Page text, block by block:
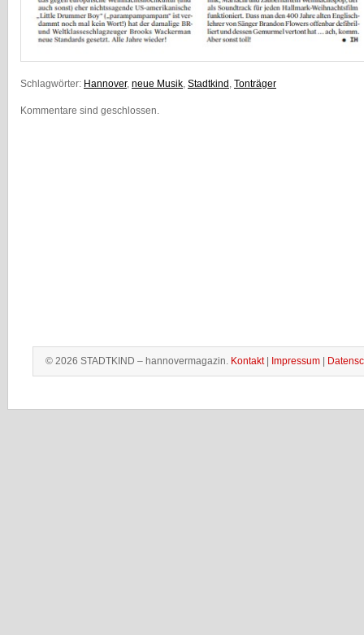
Schlagwörter: Hannover, neue Musik, Stadtkind , Tonträger
Kommentare sind geschlossen.
© 2026 STADTKIND – hannovermagazin. Kontakt| Impressum